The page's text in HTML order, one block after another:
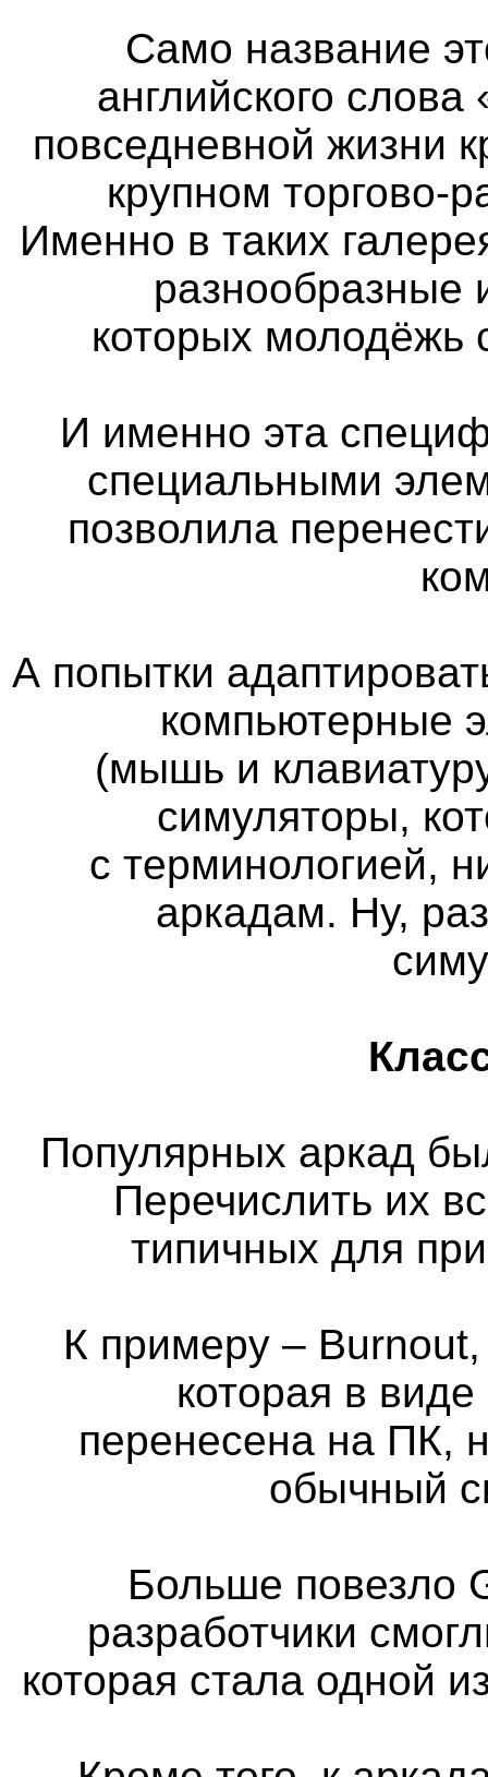
Само название
английского
повседневной жизни
крупном торгово-
Именно в таких
разнообразные
которых молодёжь
И именно эта
специальными
позволила
А попытки
компьютерные
(мышь и
симуляторы,
с терминологией,
аркадам. Ну,
Популярных аркад
Перечислить их
типичных для
К примеру – Burnout,
которая в
перенесена на ПК,
обычный
Больше повезло
разработчики
которая стала одной